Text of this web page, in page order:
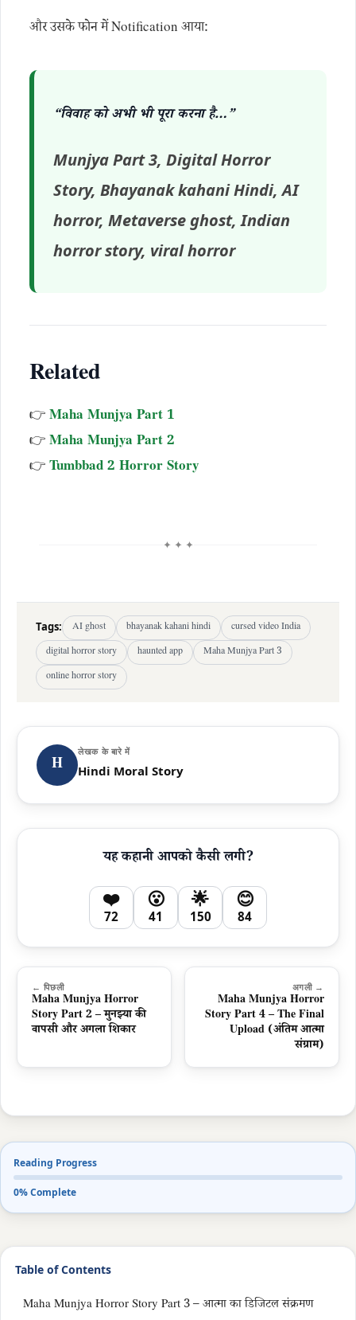
और उसके फोन में Notification आया:
“विवाह को अभी भी पूरा करना है…”
Munjya Part 3, Digital Horror
Story, Bhayanak kahani Hindi, AI
horror, Metaverse ghost, Indian
horror story, viral horror
Related
👉Maha Munjya Part 1
👉Maha Munjya Part 2
👉Tumbbad 2 Horror Story
✦ ✦ ✦
Tags: AI ghost bhayanak kahani hindi
cursed video India
digital horror story
haunted app
Maha Munjya Part 3
online horror story
H
लेखक के बारे में
Hindi Moral Story
यह कहानी आपको कैसी लगी?
❤️
72
😮
41
🌟
150
😊
84
← पिछली
Maha Munjya Horror
Story Part 2 – मुनझ्या की
वापसी और अगला शिकार
अगली →
Maha Munjya Horror
Story Part 4 – The Final
Upload (अंतिम आत्मा
संग्राम)
Reading Progress
0% Complete
Table of Contents
Maha Munjya Horror Story Part 3 – आत्मा का डिजिटल संक्रमण